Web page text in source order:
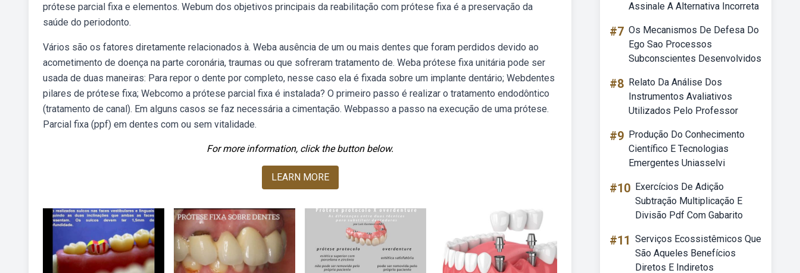
prótese parcial fixa e elementos. Webum dos objetivos principais da reabilitação com prótese fixa é a preservação da
saúde do periodonto.
Vários são os fatores diretamente relacionados à. Weba ausência de um ou mais dentes que foram perdidos devido ao
acometimento de doença na parte coronária, traumas ou que sofreram tratamento de. Weba prótese fixa unitária pode ser
usada de duas maneiras: Para repor o dente por completo, nesse caso ela é fixada sobre um implante dentário; Webdentes
pilares de prótese fixa; Webcomo a prótese parcial fixa é instalada? O primeiro passo é realizar o tratamento endodôntico
(tratamento de canal). Em alguns casos se faz necessária a cimentação. Webpasso a passo na execução de uma prótese.
Parcial fixa (ppf) em dentes com ou sem vitalidade.
For more information, click the button below.
LEARN MORE
Assinale A Alternativa Incorreta
#7 Os Mecanismos De Defesa Do
Ego Sao Processos
Subconscientes Desenvolvidos
#8 Relato Da Análise Dos
Instrumentos Avaliativos
Utilizados Pelo Professor
#9 Produção Do Conhecimento
Científico E Tecnologias
Emergentes Uniasselvi
#10 Exercícios De Adição
Subtração Multiplicação E
Divisão Pdf Com Gabarito
#11 Serviços Ecossistêmicos Que
São Aqueles Benefícios
Diretos E Indiretos